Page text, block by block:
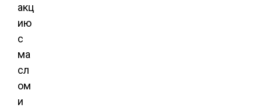
акц
ию
с
ма
сл
ом
и